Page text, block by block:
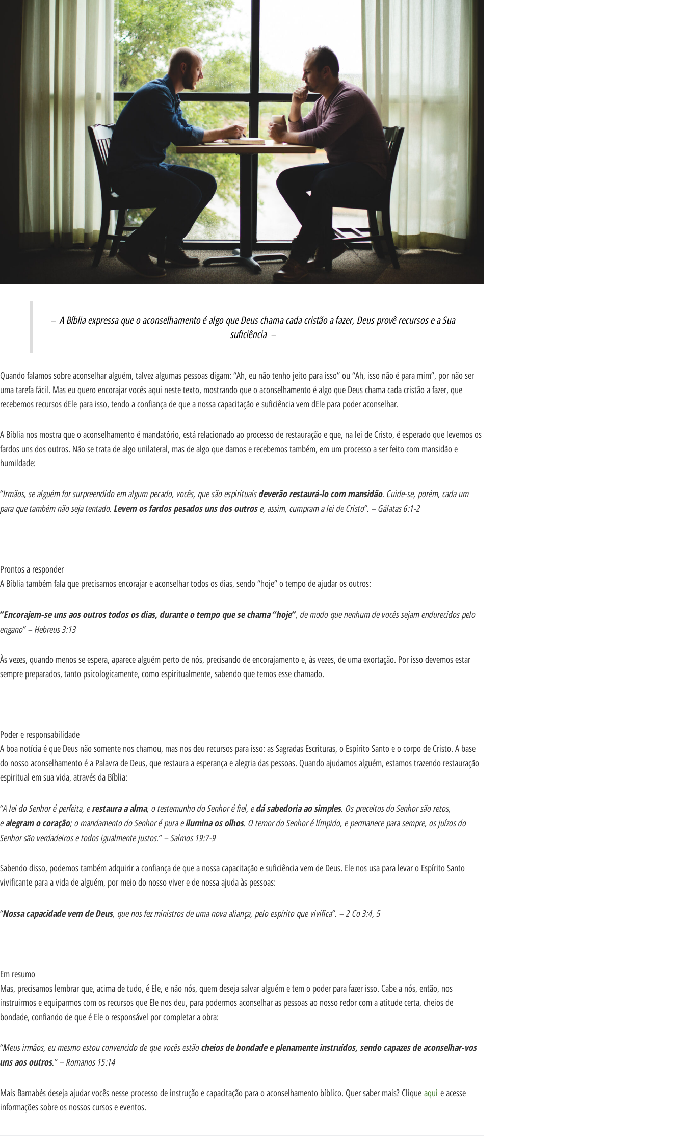
– A Bíblia expressa que o aconselhamento é algo que Deus chama cada cristão a fazer, Deus provê recursos e a Sua
suficiência –
Quando falamos sobre aconselhar alguém, talvez algumas pessoas digam: “Ah, eu não tenho jeito para isso” ou “Ah, isso não é para mim”, por não ser
uma tarefa fácil. Mas eu quero encorajar vocês aqui neste texto, mostrando que o aconselhamento é algo que Deus chama cada cristão a fazer, que
recebemos recursos dEle para isso, tendo a confiança de que a nossa capacitação e suficiência vem dEle para poder aconselhar.
A Bíblia nos mostra que o aconselhamento é mandatório, está relacionado ao processo de restauração e que, na lei de Cristo, é esperado que levemos os
fardos uns dos outros. Não se trata de algo unilateral, mas de algo que damos e recebemos também, em um processo a ser feito com mansidão e
humildade:
“Irmãos, se alguém for surpreendido em algum pecado, vocês, que são espirituaisdeverão restaurá-lo com mansidão. Cuide-se, porém, cada um
para que também não seja tentado.Levem os fardos pesados uns dos outrose, assim, cumpram a lei de Cristo”. – Gálatas 6:1-2
Prontos a responder
A Bíblia também fala que precisamos encorajar e aconselhar todos os dias, sendo “hoje” o tempo de ajudar os outros:
“Encorajem-se uns aos outros todos os dias, durante o tempo que se chama “hoje”, de modo que nenhum de vocês sejam endurecidos pelo
engano” – Hebreus 3:13
Às vezes, quando menos se espera, aparece alguém perto de nós, precisando de encorajamento e, às vezes, de uma exortação. Por isso devemos estar
sempre preparados, tanto psicologicamente, como espiritualmente, sabendo que temos esse chamado.
Poder e responsabilidade
A boa notícia é que Deus não somente nos chamou, mas nos deu recursos para isso: as Sagradas Escrituras, o Espírito Santo e o corpo de Cristo. A base
do nosso aconselhamento é a Palavra de Deus, que restaura a esperança e alegria das pessoas. Quando ajudamos alguém, estamos trazendo restauração
espiritual em sua vida, através da Bíblia:
“A lei do Senhor é perfeita, erestaura a alma, o testemunho do Senhor é fiel, edá sabedoria ao simples. Os preceitos do Senhor são retos,
ealegram o coração; o mandamento do Senhor é pura eilumina os olhos. O temor do Senhor é límpido, e permanece para sempre, os juízos do
Senhor são verdadeiros e todos igualmente justos.” – Salmos 19:7-9
Sabendo disso, podemos também adquirir a confiança de que a nossa capacitação e suficiência vem de Deus. Ele nos usa para levar o Espírito Santo
vivificante para a vida de alguém, por meio do nosso viver e de nossa ajuda às pessoas:
“Nossa capacidade vem de Deus, que nos fez ministros de uma nova aliança, pelo espírito que vivifica”. – 2 Co 3:4, 5
Em resumo
Mas, precisamos lembrar que, acima de tudo, é Ele, e não nós, quem deseja salvar alguém e tem o poder para fazer isso. Cabe a nós, então, nos
instruirmos e equiparmos com os recursos que Ele nos deu, para podermos aconselhar as pessoas ao nosso redor com a atitude certa, cheios de
bondade, confiando de que é Ele o responsável por completar a obra:
“Meus irmãos, eu mesmo estou convencido de que vocês estãocheios de bondade e plenamente instruídos, sendo capazes de aconselhar-vos
uns aos outros.” – Romanos 15:14
Mais Barnabés deseja ajudar vocês nesse processo de instrução e capacitação para o aconselhamento bíblico. Quer saber mais? Clique aqui e acesse
informações sobre os nossos cursos e eventos.